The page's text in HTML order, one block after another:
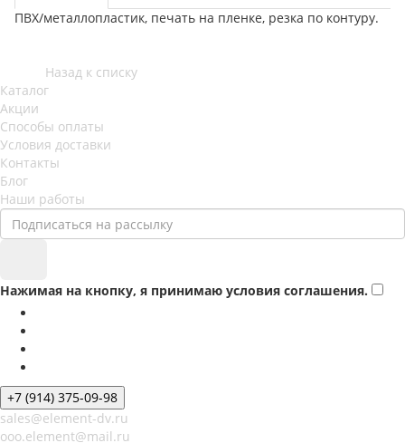
ПВХ/металлопластик, печать на пленке, резка по контуру.
Назад к списку
Каталог
Акции
Способы оплаты
Условия доставки
Контакты
Блог
Наши работы
Нажимая на кнопку, я принимаю условия соглашения.
+7 (914) 375-09-98
sales@element-dv.ru
ooo.element@mail.ru